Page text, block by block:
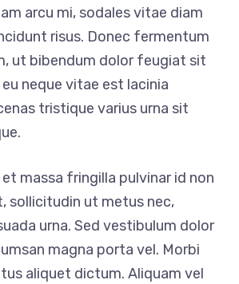
arcu mi, sodales vitae diam
risus. Donec fermentum
ut bibendum dolor feugiat sit
neque vitae est lacinia
tristique varius urna sit
massa fringilla pulvinar id non
sollicitudin ut metus nec,
urna. Sed vestibulum dolor
magna porta vel. Morbi
aliquet dictum. Aliquam vel